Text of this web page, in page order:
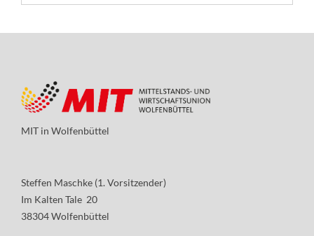
MIT in Wolfenbüttel
Steffen Maschke (1. Vorsitzender)
Im Kalten Tale 20
38304 Wolfenbüttel